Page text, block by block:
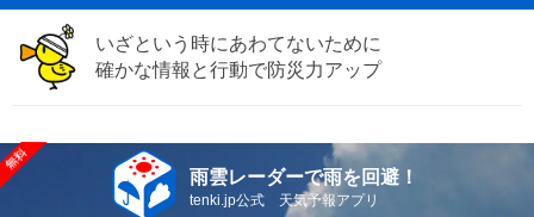
いざという時にあわてないために
確かな情報と行動で防災力アップ
雨雲レーダーで雨を回避！
tenki.jp公式 天気予報アプリ